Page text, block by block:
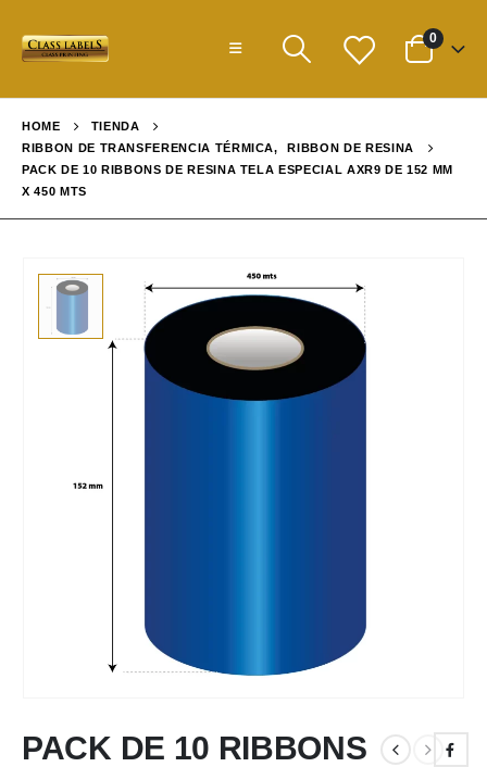
0
HOME
TIENDA
RIBBON DE TRANSFERENCIA TÉRMICA,
RIBBON DE RESINA
PACK DE 10 RIBBONS DE RESINA TELA ESPECIAL AXR9 DE 152 MM
X 450 MTS
PACK DE 10 RIBBONS